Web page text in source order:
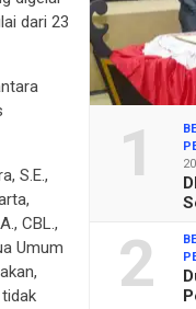
dari 23
S.E.,
CBL.,
Umum
1
2